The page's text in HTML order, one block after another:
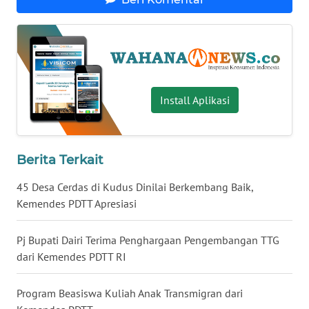
Install Aplikasi
Berita Terkait
45 Desa Cerdas di Kudus Dinilai Berkembang Baik,
Kemendes PDTT Apresiasi
Pj Bupati Dairi Terima Penghargaan Pengembangan TTG
dari Kemendes PDTT RI
Program Beasiswa Kuliah Anak Transmigran dari
BABEL
WN
SUMBAR
WN
SUMSEL
BENGKULU
WN
LAMPUNG
WN
JATENG